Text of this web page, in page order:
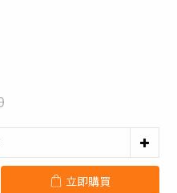
立即購買